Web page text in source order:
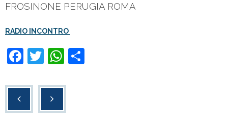
FROSINONE PERUGIA ROMA
RADIO INCONTRO
F
c
T
tt
er
W
at